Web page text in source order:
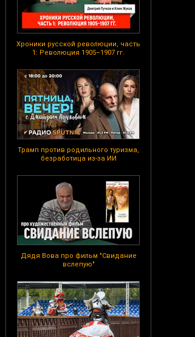
Хроники русской революции, часть
1: Революция 1905–1907 гг.
Трамп против родильного туризма,
безработица из-за ИИ
Дядя Вова про фильм "Свидание
вслепую"